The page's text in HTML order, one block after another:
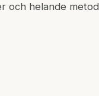
och helande